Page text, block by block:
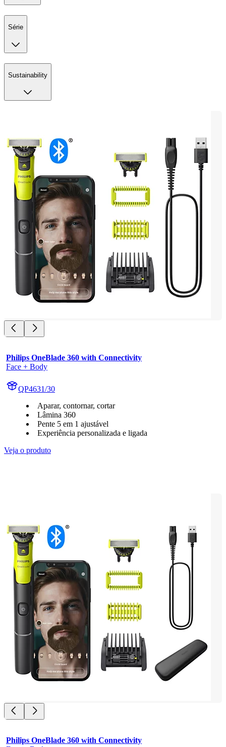
Série
Sustainability
Philips OneBlade 360 with Connectivity
Face + Body
QP4631/30
Aparar, contornar, cortar
Lâmina 360
Pente 5 em 1 ajustável
Experiência personalizada e ligada
Veja o produto
Philips OneBlade 360 with Connectivity